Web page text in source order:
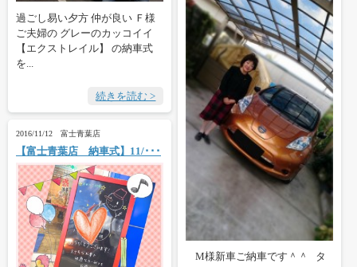
過ごし易い夕方 仲が良い Ｆ様
ご夫婦の グレーのカッコイイ
【エクストレイル】 の納車式
を...
続きを読む >
M様新車ご納車です＾＾ タ
2016/11/12 富士青葉店
【富士青葉店 納車式】11/･･･